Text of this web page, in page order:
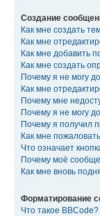
Создание
Как мне создать
Как мне
Как мне добавить
Как мне создать
Почему я не могу
Как мне
Почему мне
Почему я не могу
Почему я получил
Как мне
Что означает
Почему моё
Как мне вновь
Форматирование
Что такое BBCode?